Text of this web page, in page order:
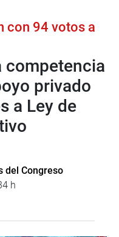
con 94 votos a
competencia
privado
a Ley de
del Congreso
h